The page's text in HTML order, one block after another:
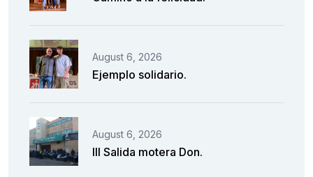
August 6, 2026
Ejemplo solidario.
August 6, 2026
III Salida motera Don.